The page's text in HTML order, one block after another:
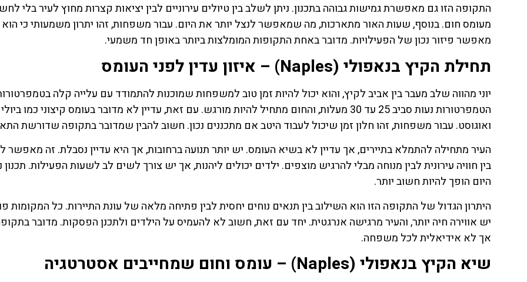
התקופה הזו גם מאפשרת גמישות גבוהה בתכנון. ניתן לשלב בין טיולים עירוניים לבין יציאות קצרות מחוץ לעיר בלי
מעומס חום. בנוסף, שעות האור מתארכות, מה שמאפשר לנצל יותר את היום. עבור משפחות, זהו יתרון משמעותי כי הוא
מאפשר פיזור נכון של הפעילויות. מדובר באחת התקופות המומלצות ביותר באופן חד משמעי.
תחילת הקיץ בנאפולי (Naples) – איזון עדין לפני העומס
יוני מהווה שלב מעבר בין אביב לקיץ, והוא יכול להיות זמן טוב למשפחות שמוכנות להתמודד עם עלייה קלה
הטמפרטורות נעות סביב 25 עד 30 מעלות, והחום מתחיל להיות מורגש. עם זאת, עדיין לא מדובר בעומס קיצוני כמו ביולי
ואוגוסט. עבור משפחות, זהו חלון זמן שיכול לעבוד היטב אם מתכננים נכון. חשוב להבין שמדובר בתקופה שדורשת
העיר מתחילה להתמלא בתיירים, אך עדיין לא בשיא העומס. יש יותר תנועה ברחובות, אך היא עדיין נסבלת. זה מאפשר
בין חוויה עירונית לבין מנוחה מבלי להרגיש מוצפים. ילדים יכולים ליהנות, אך יש צורך לשים לב לשעות הפעילות. תכנון
היום הופך להיות חשוב יותר.
היתרון הגדול של התקופה הזו הוא השילוב בין תנאים נוחים יחסית לבין פתיחה מלאה של עונת התיירות. כל המקומות
יש אווירה חיה יותר, והעיר מרגישה אנרגטית. יחד עם זאת, חשוב לא להעמיס על הילדים ולתכנן הפסקות. מדובר
אך לא אידיאלית לכל משפחה.
שיא הקיץ בנאפולי (Naples) – עומס וחום שמחייבים אסטרטגיה